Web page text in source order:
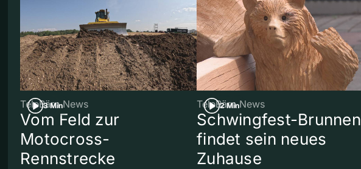
3 Min
TeleBärn News
Vom Feld zur
Motocross-
Rennstrecke
2 Min
TeleBärn News
Schwingfest-Brunnen
findet sein neues
Zuhause